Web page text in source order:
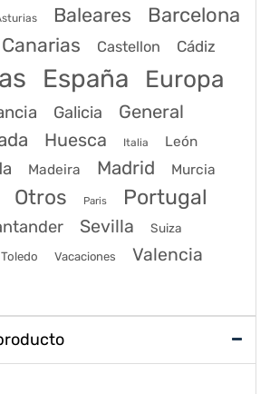
Baleares Barcelona
Canarias Castellon Cádiz
España Europa
Galicia General
Huesca Italia León
Madeira Madrid Murcia
Otros Paris Portugal
Sevilla Suiza
Toledo Vacaciones Valencia